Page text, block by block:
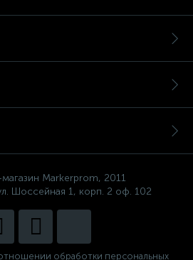
Markerprom, 2011
Шоссейная 1, корп. 2 оф. 102
обработки персональных